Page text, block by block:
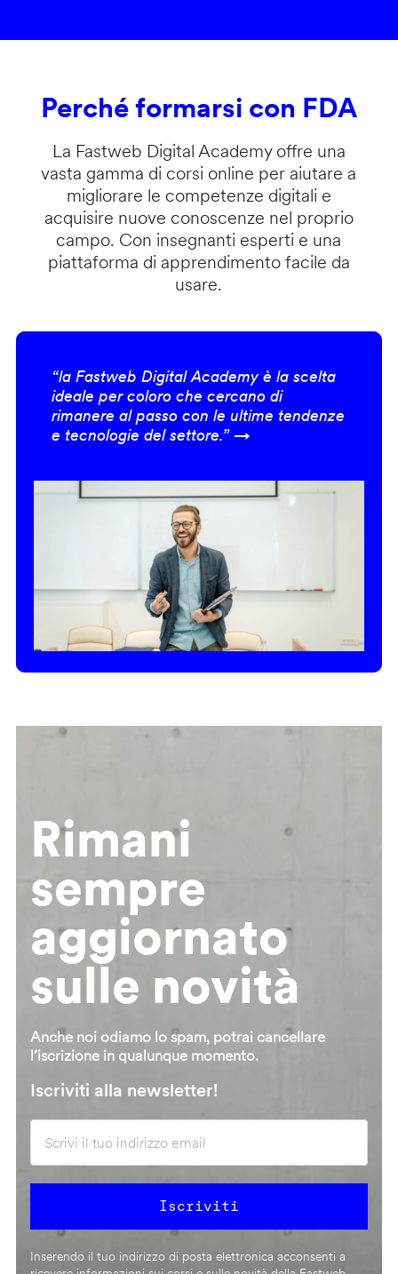
Perché formarsi con FDA
La Fastweb Digital Academy offre una
vasta gamma di corsi online per aiutare a
migliorare le competenze digitali e
acquisire nuove conoscenze nel proprio
campo. Con insegnanti esperti e una
piattaforma di apprendimento facile da
usare.
“la Fastweb Digital Academy è la scelta
ideale per coloro che cercano di
rimanere al passo con le ultime tendenze
e tecnologie del settore.” →
Rimani
sempre
aggiornato
sulle novità
Anche noi odiamo lo spam, potrai cancellare
l’iscrizione in qualunque momento.
Iscriviti alla newsletter!
Inserendo il tuo indirizzo di posta elettronica acconsenti a